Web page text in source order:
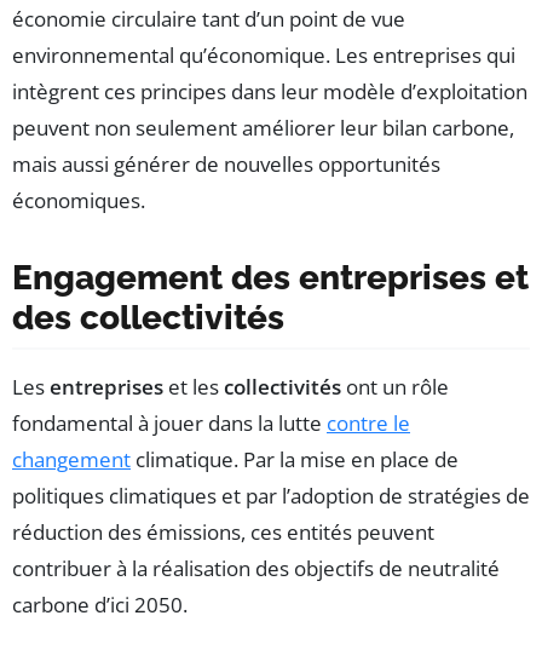
économie circulaire tant d’un point de vue
environnemental qu’économique. Les entreprises qui
intègrent ces principes dans leur modèle d’exploitation
peuvent non seulement améliorer leur bilan carbone,
mais aussi générer de nouvelles opportunités
économiques.
Engagement des entreprises et
des collectivités
Lesentreprises et lescollectivités ont un rôle
fondamental à jouer dans la lutte contre le
changement climatique. Par la mise en place de
politiques climatiques et par l’adoption de stratégies de
réduction des émissions, ces entités peuvent
contribuer à la réalisation des objectifs de neutralité
carbone d’ici 2050.